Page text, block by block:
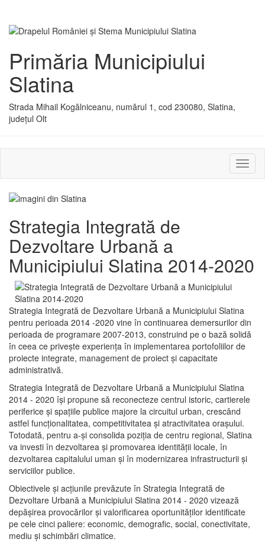
Primăria Municipiului
Slatina
Strada Mihail Kogălniceanu, numărul 1, cod 230080, Slatina,
județul Olt
sau
Strategia Integrată de
Dezvoltare Urbană a
Municipiului Slatina 2014-2020
Strategia Integrată de Dezvoltare Urbană a Municipiului Slatina
pentru perioada 2014 -2020 vine în continuarea demersurilor din
perioada de programare 2007-2013, construind pe o bază solidă
în ceea ce priveşte experienţa în implementarea portofoliilor de
proiecte integrate, management de proiect și capacitate
administrativă.
Strategia Integrată de Dezvoltare Urbană a Municipiului Slatina
2014 - 2020 își propune să reconecteze centrul istoric, cartierele
periferice şi spaţiile publice majore la circuitul urban, crescând
astfel funcţionalitatea, competitivitatea şi atractivitatea oraşului.
Totodată, pentru a-şi consolida poziţia de centru regional, Slatina
va investi în dezvoltarea şi promovarea identităţii locale, în
dezvoltarea capitalului uman şi în modernizarea infrastructurii şi
serviciilor publice.
Obiectivele şi acţiunile prevăzute în Strategia Integrată de
Dezvoltare Urbană a Municipiului Slatina 2014 - 2020 vizează
depășirea provocărilor şi valorificarea oportunităţilor identificate
pe cele cinci paliere: economic, demografic, social, conectivitate,
mediu şi schimbări climatice.